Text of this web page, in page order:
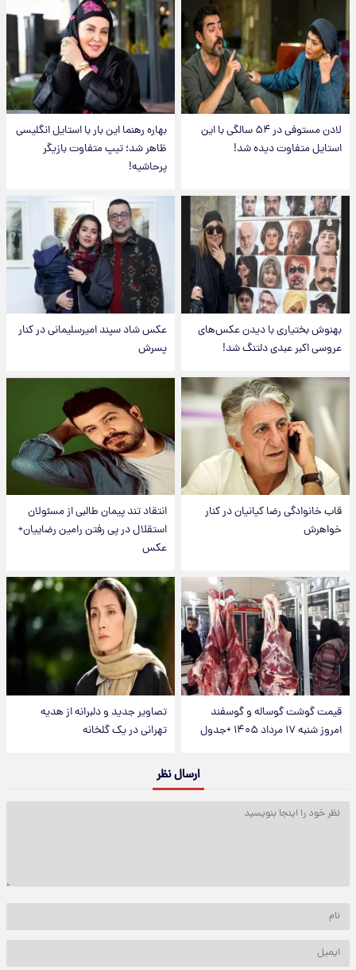
لادن مستوفی در ۵۴ سالگی با این
استایل متفاوت دیده شد!
بهاره رهنما این بار با استایل انگلیسی
ظاهر شد؛ تیپ متفاوت بازیگر
پرحاشیه!
بهنوش بختیاری با دیدن عکس‌های
عروسی اکبر عبدی دلتنگ شد!
عکس شاد سپند امیرسلیمانی در کنار
پسرش
قاب خانوادگی رضا کیانیان در کنار
خواهرش
انتقاد تند پیمان طالبی از مسئولان
استقلال در پی رفتن رامین رضاییان+
عکس
قیمت گوشت گوساله و گوسفند
امروز شنبه ۱۷ مرداد ۱۴۰۵ +جدول
تصاویر جدید و دلبرانه از هدیه
تهرانی در یک گلخانه
ارسال نظر